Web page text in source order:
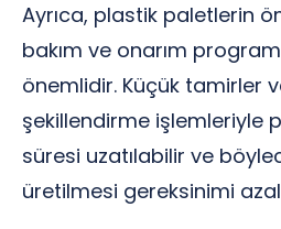
Ayrıca, plastik paletlerin
bakım ve onarım
önemlidir. Küçük tamirler
şekillendirme işlemleriyle
süresi uzatılabilir ve
üretilmesi gereksinimi